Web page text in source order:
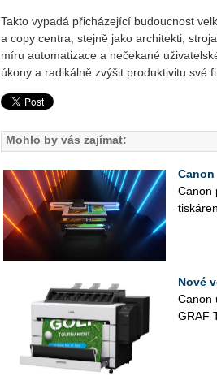
Takto vy­pa­dá při­chá­ze­jí­cí bu­douc­nost
a copy cen­t­ra, stej­ně jako ar­chi­tek­ti,
míru au­to­ma­ti­za­ce a ne­če­ka­né
úkony a ra­di­kál­ně zvý­šit pro­duk­ti­vi­tu své
Mohlo by vás zajímat:
Canon
Nové
Canon
GRAF